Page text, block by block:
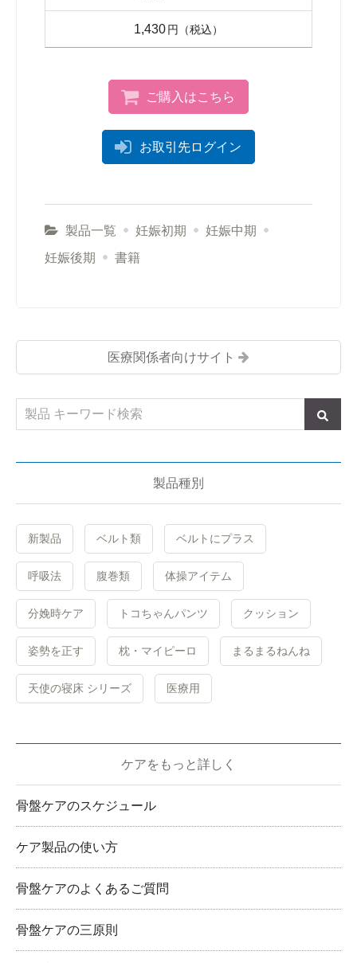
1,430円
ご購入はこちら
お取引先ログイン
製品一覧 妊娠初期
妊娠中期
妊娠後期
書籍
医療関係者向けサイト
製品種別
新製品 ベルト類 ベルトにプラス
呼吸法 腹巻類 体操アイテム
分娩時ケア トコちゃんパンツ クッション
姿勢を正す 枕・マイピーロ まるまるねんね
天使の寝床 シリーズ 医療用
ケアをもっと詳しく
骨盤ケアのスケジュール
ケア製品の使い方
骨盤ケアのよくあるご質問
骨盤ケアの三原則